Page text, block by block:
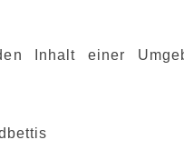
Inhalt einer